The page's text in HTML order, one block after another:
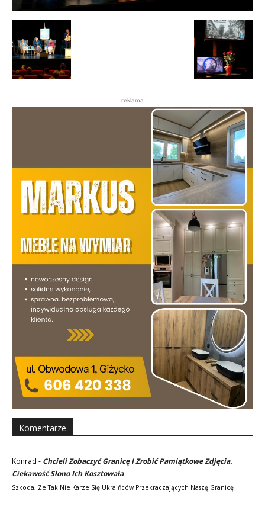
reklama
Komentarze
Konrad - Chcieli Zobaczyć Granicę I Zrobić Pamiątkowe Zdjęcia.
Ciekawość Słono Ich Kosztowała
Szkoda, Ze Tak Nie Karze Się Ukraińców Przekraczających Naszę Granicę